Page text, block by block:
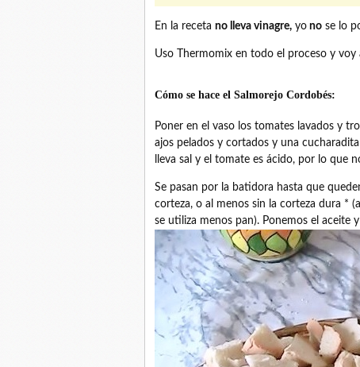
En la receta no lleva vinagre, yo no se lo
Uso Thermomix en todo el proceso y
Cómo se hace el Salmorejo Cordobés:
Poner en el vaso los tomates lavados y
ajos pelados y cortados y una
lleva sal y el tomate es ácido, por lo que
Se pasan por la batidora hasta que
corteza, o al menos sin la corteza dura *
se utiliza menos pan). Ponemos el aceite